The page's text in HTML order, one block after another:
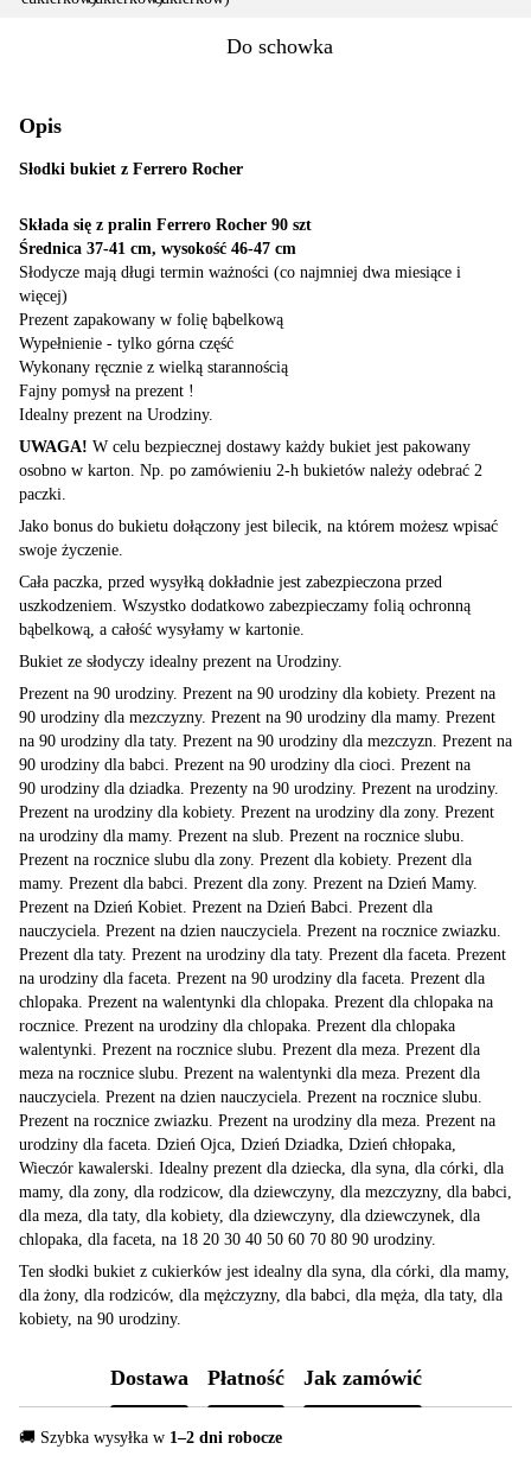
Do schowka
Opis
Słodki bukiet z Ferrero Rocher
Składa się z pralin Ferrero Rocher 90 szt
Średnica 37-41 cm, wysokość 46-47 cm
Słodycze mają długi termin ważności (co najmniej dwa miesiące i
więcej)
Prezent zapakowany w folię bąbelkową
Wypełnienie - tylko górna część
Wykonany ręcznie z wielką starannością
Fajny pomysł na prezent !
Idealny prezent na Urodziny.
UWAGA! W celu bezpiecznej dostawy każdy bukiet jest pakowany
osobno w karton. Np. po zamówieniu 2-h bukietów należy odebrać 2
paczki.
Jako bonus do bukietu dołączony jest bilecik, na którem możesz wpisać
swoje życzenie.
Cała paczka, przed wysyłką dokładnie jest zabezpieczona przed
uszkodzeniem. Wszystko dodatkowo zabezpieczamy folią ochronną
bąbelkową, a całość wysyłamy w kartonie.
Bukiet ze słodyczy idealny prezent na Urodziny.
Prezent na 90 urodziny. Prezent na 90 urodziny dla kobiety. Prezent na
90 urodziny dla mezczyzny. Prezent na 90 urodziny dla mamy. Prezent
na 90 urodziny dla taty. Prezent na 90 urodziny dla mezczyzn. Prezent na
90 urodziny dla babci. Prezent na 90 urodziny dla cioci. Prezent na
90 urodziny dla dziadka. Prezenty na 90 urodziny. Prezent na urodziny.
Prezent na urodziny dla kobiety. Prezent na urodziny dla zony. Prezent
na urodziny dla mamy. Prezent na slub. Prezent na rocznice slubu.
Prezent na rocznice slubu dla zony. Prezent dla kobiety. Prezent dla
mamy. Prezent dla babci. Prezent dla zony. Prezent na Dzień Mamy.
Prezent na Dzień Kobiet. Prezent na Dzień Babci. Prezent dla
nauczyciela. Prezent na dzien nauczyciela. Prezent na rocznice zwiazku.
Prezent dla taty. Prezent na urodziny dla taty. Prezent dla faceta. Prezent
na urodziny dla faceta. Prezent na 90 urodziny dla faceta. Prezent dla
chlopaka. Prezent na walentynki dla chlopaka. Prezent dla chlopaka na
rocznice. Prezent na urodziny dla chlopaka. Prezent dla chlopaka
walentynki. Prezent na rocznice slubu. Prezent dla meza. Prezent dla
meza na rocznice slubu. Prezent na walentynki dla meza. Prezent dla
nauczyciela. Prezent na dzien nauczyciela. Prezent na rocznice slubu.
Prezent na rocznice zwiazku. Prezent na urodziny dla meza. Prezent na
urodziny dla faceta. Dzień Ojca, Dzień Dziadka, Dzień chłopaka,
Wieczór kawalerski. Idealny prezent dla dziecka, dla syna, dla córki, dla
mamy, dla zony, dla rodzicow, dla dziewczyny, dla mezczyzny, dla babci,
dla meza, dla taty, dla kobiety, dla dziewczyny, dla dziewczynek, dla
chlopaka, dla faceta, na 18 20 30 40 50 60 70 80 90 urodziny.
Ten słodki bukiet z cukierków jest idealny dla syna, dla córki, dla mamy,
dla żony, dla rodziców, dla mężczyzny, dla babci, dla męża, dla taty, dla
kobiety, na 90 urodziny.
Dostawa Płatność Jak zamówić
🚚 Szybka wysyłka w 1–2 dni robocze